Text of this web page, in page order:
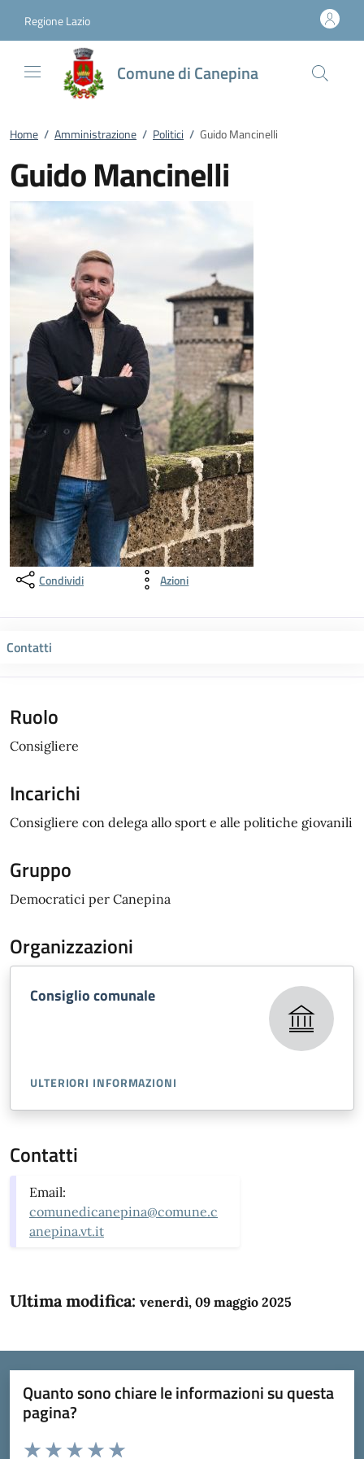
Regione Lazio
Comune di Canepina
Home / Amministrazione / Politici / Guido Mancinelli
Guido Mancinelli
Condividi Azioni
Contatti
Ruolo
Consigliere
Incarichi
Consigliere con delega allo sport e alle politiche giovanili
Gruppo
Democratici per Canepina
Organizzazioni
Consiglio comunale
ULTERIORI INFORMAZIONI
Contatti
Email:
comunedicanepina@comune.c
anepina.vt.it
Ultima modifica: venerdì, 09 maggio 2025
Quanto sono chiare le informazioni su questa
pagina?
Domanda
Valuta da 1 a 5 stelle la pagina